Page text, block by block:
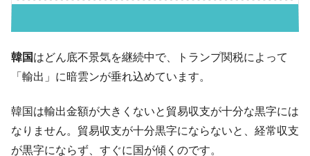
『Money1』
韓国「2026年07月の輸出入」絶好調。半導
体だけで410億ドル、輸出全体の41％もある
『Money1』
【韓国の外貨準備】2026年07月は4,279億ド
ル。外平債の発行「19.4億ドル」
韓国はどん底不景気を継続中で、トランプ関税によって
「輸出」に暗雲ンが垂れ込めています。
韓国は輸出金額が大きくないと貿易収支が十分な黒字には
なりません。貿易収支が十分黒字にならないと、経常収支
が黒字にならず、すぐに国が傾くのです。